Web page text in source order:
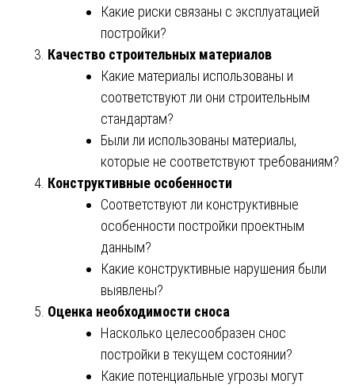
Какие риски связаны с эксплуатацией
постройки?
Качество строительных материалов
Какие материалы использованы и
соответствуют ли они строительным
стандартам?
Были ли использованы материалы,
которые не соответствуют требованиям?
Конструктивные особенности
Соответствуют ли конструктивные
особенности постройки проектным
данным?
Какие конструктивные нарушения были
выявлены?
Оценка необходимости сноса
Насколько целесообразен снос
постройки в текущем состоянии?
Какие потенциальные угрозы могут